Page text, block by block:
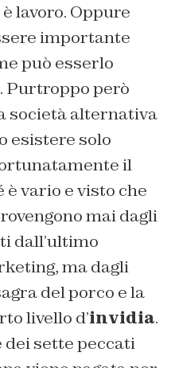
lavoro. Oppure
importante
può esserlo
. Purtroppo però
società alternativa
esistere solo
il
vario e visto che
mai dagli
dall’ultimo
ma dagli
del porco e la
livello d’invidia.
dei sette peccati